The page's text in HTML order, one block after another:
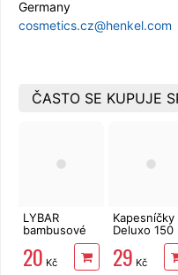
Germany
cosmetics.cz@henkel.com
ČASTO SE KUPUJE
LYBAR
bambusové
tyčinky 200
ks
20 Kč
Kapesníčky
Deluxo 150
ks 3vrstvé
krabičce,
šedé květy
29 Kč